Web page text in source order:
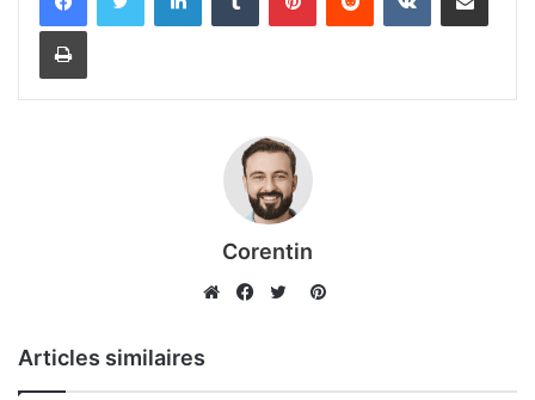
Imprimer
Corentin
Pinterest
Articles similaires